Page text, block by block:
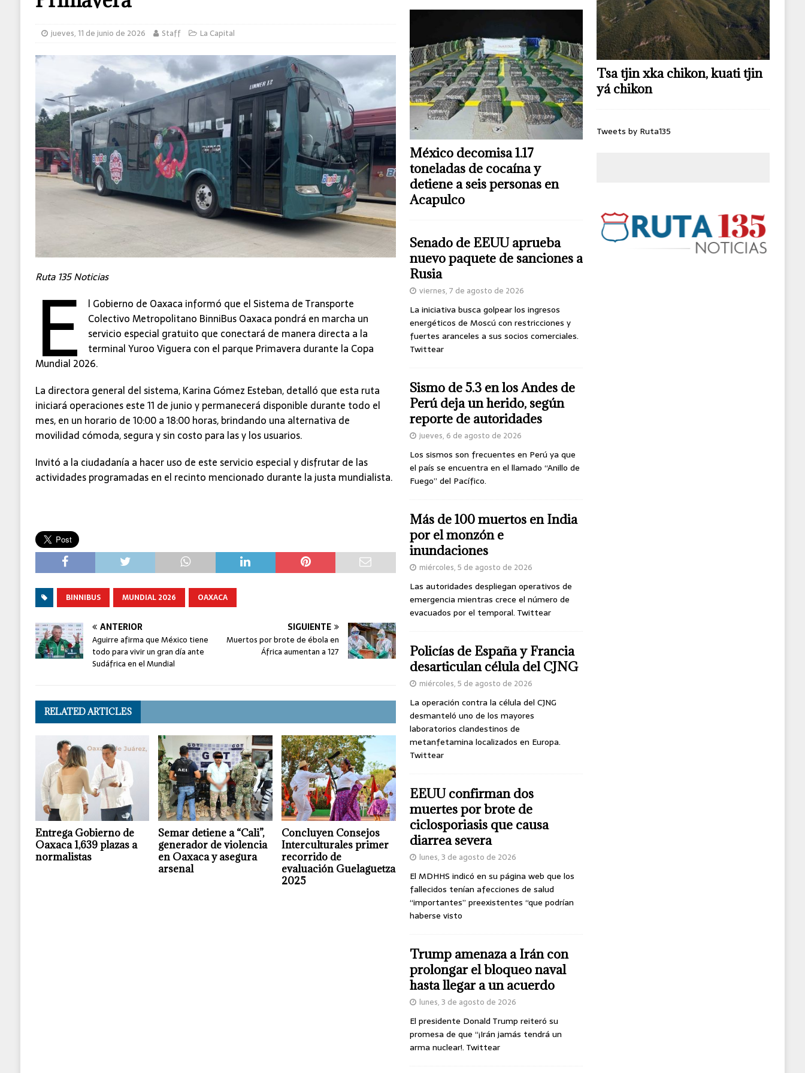
jueves, 11 de junio de 2026 Staff La Capital
Ruta 135 Noticias
E l Gobierno de Oaxaca informó que el Sistema de Transporte
Colectivo Metropolitano BinniBus Oaxaca pondrá en marcha un
servicio especial gratuito que conectará de manera directa a la
terminal Yuroo Viguera con el parque Primavera durante la Copa
Mundial 2026.
La directora general del sistema, Karina Gómez Esteban, detalló que esta ruta
iniciará operaciones este 11 de junio y permanecerá disponible durante todo el
mes, en un horario de 10:00 a 18:00 horas, brindando una alternativa de
movilidad cómoda, segura y sin costo para las y los usuarios.
Invitó a la ciudadanía a hacer uso de este servicio especial y disfrutar de las
actividades programadas en el recinto mencionado durante la justa mundialista.
BINNIBUS MUNDIAL 2026 OAXACA
ANTERIOR
Aguirre afirma que México tiene
todo para vivir un gran día ante
Sudáfrica en el Mundial
SIGUIENTE
Muertos por brote de ébola en
África aumentan a 127
RELATED ARTICLES
Entrega Gobierno de
Oaxaca 1,639 plazas a
normalistas
Semar detiene a “Cali”,
generador de violencia
en Oaxaca y asegura
arsenal
Concluyen Consejos
Interculturales primer
recorrido de
evaluación Guelaguetza
2025
México decomisa 1.17
toneladas de cocaína y
detiene a seis personas en
Acapulco
Senado de EEUU aprueba
nuevo paquete de sanciones a
Rusia
viernes, 7 de agosto de 2026
La iniciativa busca golpear los ingresos
energéticos de Moscú con restricciones y
fuertes aranceles a sus socios comerciales.
Twittear
Sismo de 5.3 en los Andes de
Perú deja un herido, según
reporte de autoridades
jueves, 6 de agosto de 2026
Los sismos son frecuentes en Perú ya que
el país se encuentra en el llamado “Anillo de
Fuego” del Pacífico.
Más de 100 muertos en India
por el monzón e
inundaciones
miércoles, 5 de agosto de 2026
Las autoridades despliegan operativos de
emergencia mientras crece el número de
evacuados por el temporal. Twittear
Policías de España y Francia
desarticulan célula del CJNG
miércoles, 5 de agosto de 2026
La operación contra la célula del CJNG
desmanteló uno de los mayores
laboratorios clandestinos de
metanfetamina localizados en Europa.
Twittear
EEUU confirman dos
muertes por brote de
ciclosporiasis que causa
diarrea severa
lunes, 3 de agosto de 2026
El MDHHS indicó en su página web que los
fallecidos tenían afecciones de salud
“importantes” preexistentes “que podrían
haberse visto
Trump amenaza a Irán con
prolongar el bloqueo naval
hasta llegar a un acuerdo
lunes, 3 de agosto de 2026
El presidente Donald Trump reiteró su
promesa de que “¡Irán jamás tendrá un
arma nuclear!. Twittear
Tsa tjin xka chikon, kuati tjin
yá chikon
Tweets by Ruta135